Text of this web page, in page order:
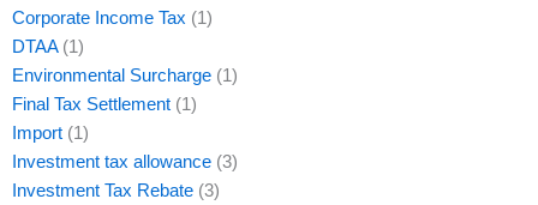
Corporate Income Tax (1)
DTAA(1)
Environmental Surcharge (1)
Final Tax Settlement (1)
Import (1)
Investment tax allowance (3)
Investment Tax Rebate (3)